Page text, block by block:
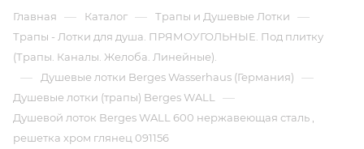
Главная — Каталог — Трапы и Душевые Лотки —
Трапы - Лотки для душа. ПРЯМОУГОЛЬНЫЕ. Под плитку
(Трапы. Каналы. Желоба. Линейные).
— Душевые лотки Berges Wasserhaus (Германия) —
Душевые лотки (трапы) Berges WALL —
Душевой лоток Berges WALL 600 нержавеющая сталь ,
решетка хром глянец 091156